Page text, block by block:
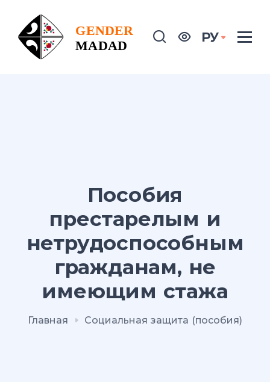
РУ
Пособия
престарелым и
нетрудоспособным
гражданам, не
имеющим стажа
Главная Социальная защита (пособия)